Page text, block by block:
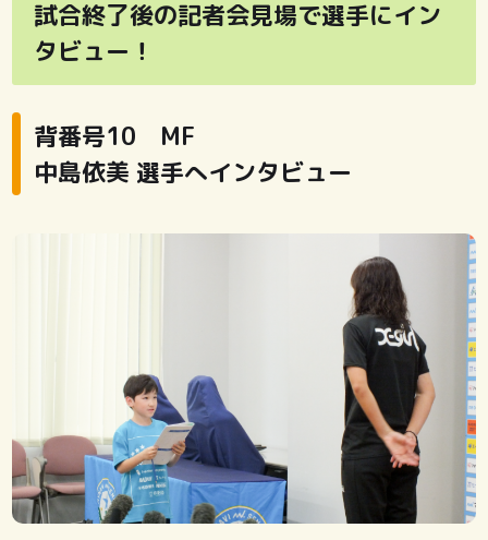
試合終了後の記者会見場で選手にイン
タビュー！
背番号10 MF
中島依美 選手へインタビュー